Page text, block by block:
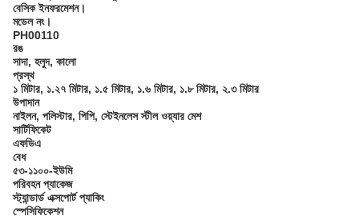
বেসিক ইনফরমেশন।
মডেল নং।
PH00110
রঙ
সাদা, হলুদ, কালো
প্রস্থ
১ মিটার, ১.২৭ মিটার, ১.৫ মিটার, ১.৬ মিটার, ১.৮ মিটার, ২.৩ মিটার
উপাদান
নাইলন, পলিস্টার, পিপি, স্টেইনলেস স্টীল ওয়্যার মেশ
সার্টিফিকেট
এফডিএ
বেধ
৫৩-১১০০-ইউমি
পরিবহন প্যাকেজ
স্ট্যান্ডার্ড এক্সপোর্ট প্যাকিং
স্পেসিফিকেশন